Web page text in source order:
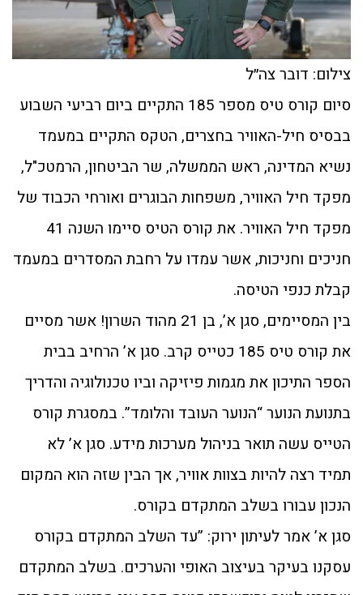
צילום: דובר צה״ל
סיום קורס טיס מספר 185 התקיים ביום רביעי השבוע
בבסיס חיל-האוויר בחצרים, הטקס התקיים במעמד
נשיא המדינה, ראש הממשלה, שר הביטחון, הרמטכ"ל,
מפקד חיל האוויר, משפחות הבוגרים ואורחי הכבוד של
מפקד חיל האוויר. את קורס הטיס סיימו השנה 41
חניכים וחניכות, אשר עמדו על רחבת המסדרים במעמד
קבלת כנפי הטיסה.
בין המסיימים, סגן א’, בן 21 מהוד השרון! אשר מסיים
את קורס טיס 185 כטייס קרב. סגן א’ הרחיב בבית
הספר התיכון את מגמות פיזיקה וביו טכנולוגיה והדריך
בתנועת הנוער “הנוער העובד והלומד”. במסגרת קורס
הטייס עשה תואר בניהול מערכות מידע. סגן א’ לא
תמיד רצה להיות בצוות אוויר, אך הבין שזה הוא המקום
הנכון עבורו בשלב המתקדם בקורס.
סגן א’ אמר לעיתון ירוק: ”עד השלב המתקדם בקורס
עסקנו בעיקר בעיצוב האופי והערכים. בשלב המתקדם